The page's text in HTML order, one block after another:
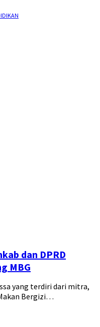
dan DPRD
MBG
yang terdiri dari mitra,
Bergizi…